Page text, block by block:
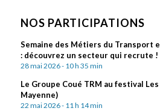
NOS PARTICIPATIONS
Semaine des Métiers du Transport
: découvrez un secteur qui recrute !
28 mai 2026 - 10 h 35 min
Le Groupe Coué TRM au festival
Mayenne)
22 mai 2026 - 11 h 14 min